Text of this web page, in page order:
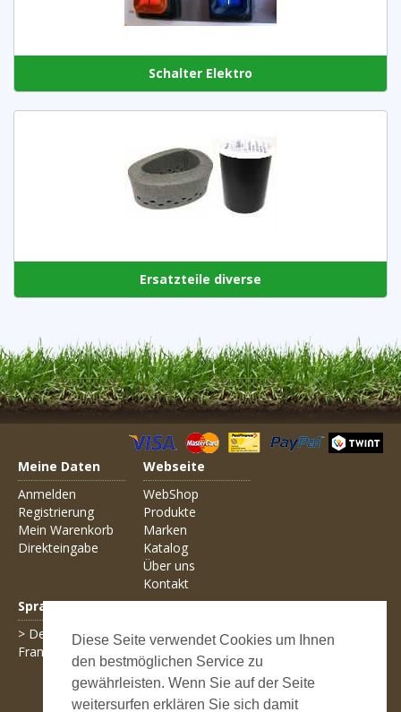
Diese Seite verwendet Cookies um Ihnen
den bestmöglichen Service zu
gewährleisten. Wenn Sie auf der Seite
weitersurfen erklären Sie sich damit
Schalter Elektro
Ersatzteile diverse
Meine Daten
Anmelden
Registrierung
Mein Warenkorb
Direkteingabe
Webseite
WebShop
Produkte
Marken
Katalog
Über uns
Kontakt
Sprachen
> Deutsch
Français
Allgemein
AGB
Liefer- und Versandkosten
Zahlungsarten
Impressum
Datenschutz